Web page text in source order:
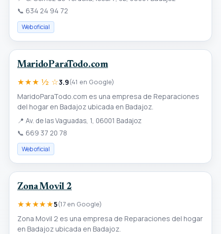
📞 634 24 94 72
Web oficial
MaridoParaTodo.com
★★★ ½ ☆3.9(41 en Google)
MaridoParaTodo.com es una empresa de Reparaciones
del hogar en Badajoz ubicada en Badajoz.
📍 Av. de las Vaguadas, 1, 06001 Badajoz
📞 669 37 20 78
Web oficial
Zona Movil 2
★★★★★5(17 en Google)
Zona Movil 2 es una empresa de Reparaciones del hogar
en Badajoz ubicada en Badajoz.